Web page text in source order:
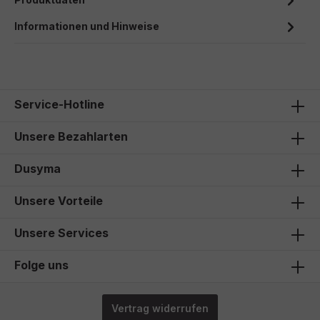
Informationen und Hinweise
Service-Hotline
Unsere Bezahlarten
Dusyma
Unsere Vorteile
Unsere Services
Folge uns
Vertrag widerrufen